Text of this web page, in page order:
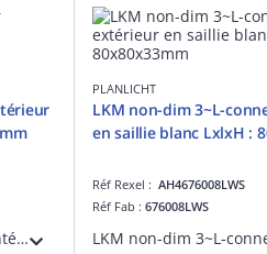
LKM non-dim 3~L-connecteur intérieur en saillieblanc LxlxH : 80x80x33mm
PLANLICHT
LKM non-dim 3~L-
en saillie blanc LxlxH :
Réf Rexel : AH4676008LWS
Réf Fab : 676008LWS